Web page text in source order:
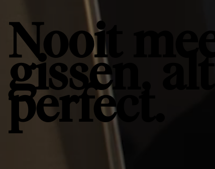
Nooit meer
gissen,
perfect.